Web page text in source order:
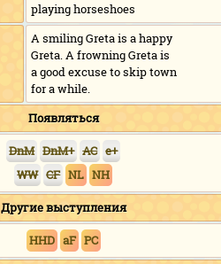
playing horseshoes
A smiling Greta is a happy
Greta. A frowning Greta is
a good excuse to skip town
for a while.
Появляться
DnM DnM+ AC e+
WW CF NL NH
Другие выступления
HHD aF PC